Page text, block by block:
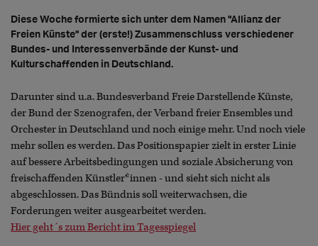
Diese Woche formierte sich unter dem Namen "Allianz der
Freien Künste" der (erste!) Zusammenschluss verschiedener
Bundes- und Interessenverbände der Kunst- und
Kulturschaffenden in Deutschland.
Darunter sind u.a. Bundesverband Freie Darstellende Künste,
der Bund der Szenografen, der Verband freier Ensembles und
Orchester in Deutschland und noch einige mehr. Und noch viele
mehr sollen es werden. Das Positionspapier zielt in erster Linie
auf bessere Arbeitsbedingungen und soziale Absicherung von
freischaffenden Künstler*innen - und sieht sich nicht als
abgeschlossen. Das Bündnis soll weiterwachsen, die
Forderungen weiter ausgearbeitet werden.
Hier geht´s zum Bericht im Tagesspiegel